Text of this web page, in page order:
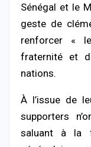
Sénégal et le
geste de
renforcer «
fraternité et
nations.
À l’issue de
supporters
saluant à la